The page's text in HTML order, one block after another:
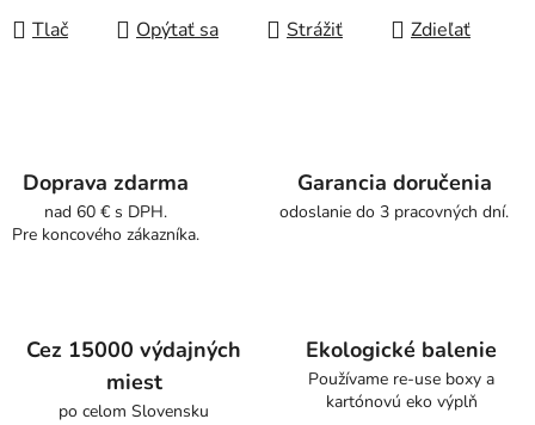
Tlač Opýtať sa Strážiť Zdieľať
Doprava zdarma
nad 60 € s DPH.
Pre koncového zákazníka.
Garancia doručenia
odoslanie do 3 pracovných dní.
Cez 15000 výdajných
miest
po celom Slovensku
Ekologické balenie
Používame re-use boxy a
kartónovú eko výplň